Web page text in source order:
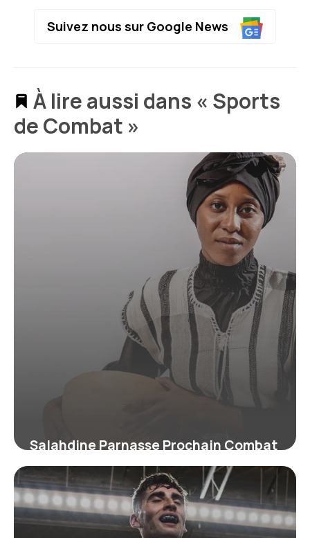
Suivez nous sur Google News
À lire aussi dans « Sports
de Combat »
Salahdine Parnasse Prochain Combat
: Infos 2026
24 juin 2026